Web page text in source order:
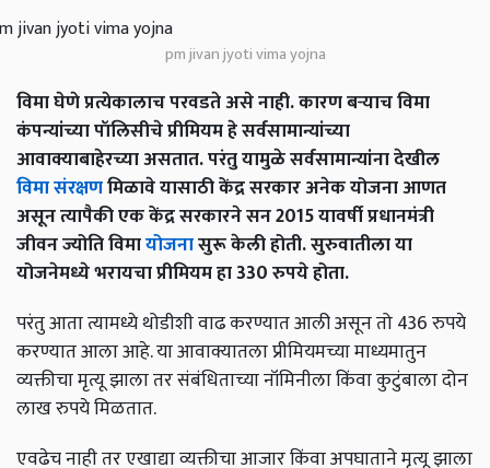
pm jivan jyoti vima yojna
विमा घेणे प्रत्येकालाच परवडते असे नाही. कारण बऱ्याच विमा
कंपन्यांच्या पॉलिसीचे प्रीमियम हे सर्वसामान्यांच्या
आवाक्याबाहेरच्या असतात. परंतु यामुळे सर्वसामान्यांना देखील
विमा संरक्षणमिळावे यासाठी केंद्र सरकार अनेक योजना आणत
असून त्यापैकी एक केंद्र सरकारने सन 2015 यावर्षी प्रधानमंत्री
जीवन ज्योति विमायोजनासुरू केली होती. सुरुवातीला या
योजनेमध्ये भरायचा प्रीमियम हा 330 रुपये होता.
परंतु आता त्यामध्ये थोडीशी वाढ करण्यात आली असून तो 436 रुपये
करण्यात आला आहे. या आवाक्यातला प्रीमियमच्या माध्यमातुन
व्यक्तीचा मृत्यू झाला तर संबंधिताच्या नॉमिनीला किंवा कुटुंबाला दोन
लाख रुपये मिळतात.
एवढेच नाही तर एखाद्या व्यक्तीचा आजार किंवा अपघाताने मृत्यू झाला